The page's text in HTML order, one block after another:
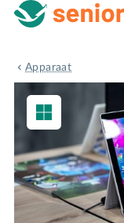
Apparaat
Windows-computer